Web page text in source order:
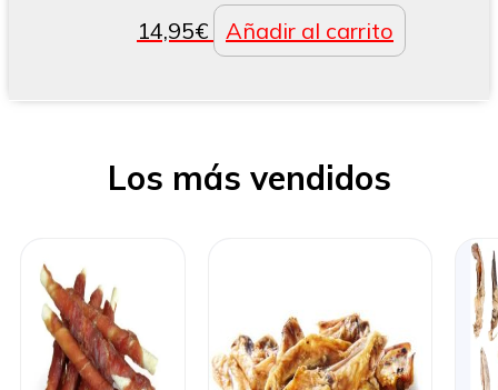
14,95€ Añadir al carrito
Los más vendidos